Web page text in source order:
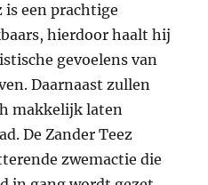
is een prachtige
hierdoor haalt hij
gevoelens van
Daarnaast zullen
makkelijk laten
De Zander Teez
zwemactie die